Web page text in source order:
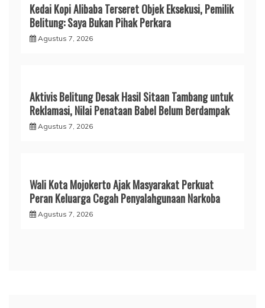
Kedai Kopi Alibaba Terseret Objek Eksekusi, Pemilik
Belitung: Saya Bukan Pihak Perkara
Agustus 7, 2026
Aktivis Belitung Desak Hasil Sitaan Tambang untuk
Reklamasi, Nilai Penataan Babel Belum Berdampak
Agustus 7, 2026
Wali Kota Mojokerto Ajak Masyarakat Perkuat
Peran Keluarga Cegah Penyalahgunaan Narkoba
Agustus 7, 2026